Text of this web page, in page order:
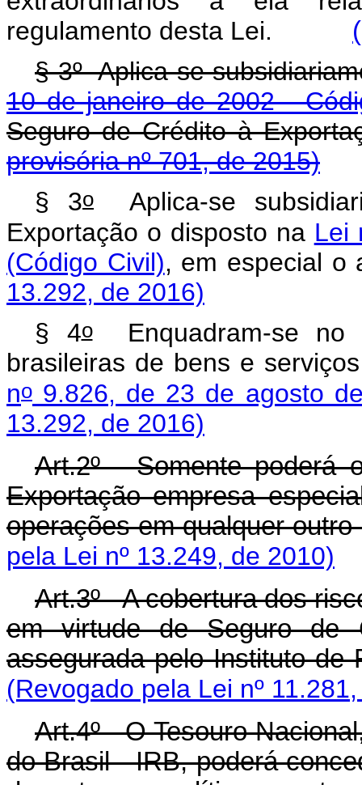
regulamento desta Lei.
§ 3º Aplica-se
10 de janeiro de 2002 -
Seguro de Crédito à
provisória nº 701, de 2015)
§ 3o Aplica-se
Exportação o disposto na Lei
(Código Civil), em
13.292, de 2016)
§ 4oEnquadram-se no
brasileiras de bens e
no 9.826, de 23 de agosto
13.292, de 2016)
Art.2º - Somente poderá
Exportação empresa
operações em qualquer
pela Lei nº 13.249, de 2010)
Art.3º - A cobertura dos
em virtude de Seguro de
assegurada pelo Instituto de
(Revogado pela Lei nº
Art.4º - O Tesouro
do Brasil - IRB, poderá